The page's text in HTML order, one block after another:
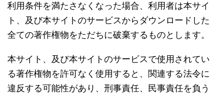
利用条件を満たさなくなった場合、利用者は本サイ
ト、及び本サイトのサービスからダウンロードした
全ての著作権物をただちに破棄するものとします。
本サイト、及び本サイトのサービスで使用されてい
る著作権物を許可なく使用すると、関連する法令に
違反する可能性があり、刑事責任、民事責任を負う